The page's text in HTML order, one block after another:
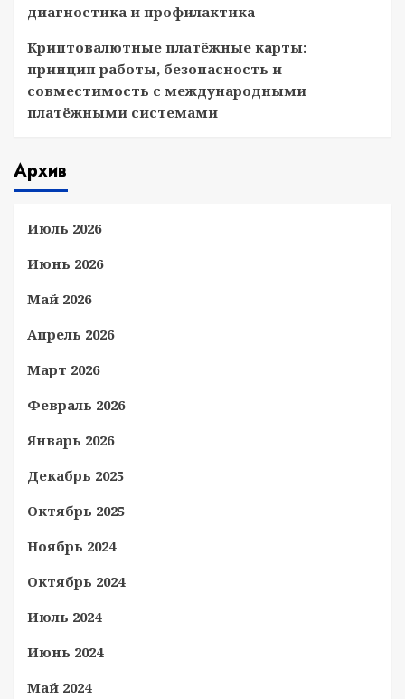
диагностика и профилактика
Криптовалютные платёжные карты:
принцип работы, безопасность и
совместимость с международными
платёжными системами
Архив
Июль 2026
Июнь 2026
Май 2026
Апрель 2026
Март 2026
Февраль 2026
Январь 2026
Декабрь 2025
Октябрь 2025
Ноябрь 2024
Октябрь 2024
Июль 2024
Июнь 2024
Май 2024